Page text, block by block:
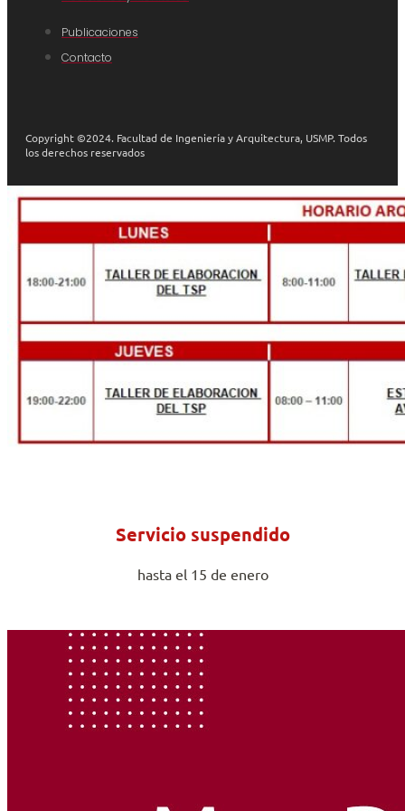
Publicaciones
Contacto
Copyright ©2024. Facultad de Ingeniería y Arquitectura, USMP. Todos
los derechos reservados
Servicio suspendido
hasta el 15 de enero